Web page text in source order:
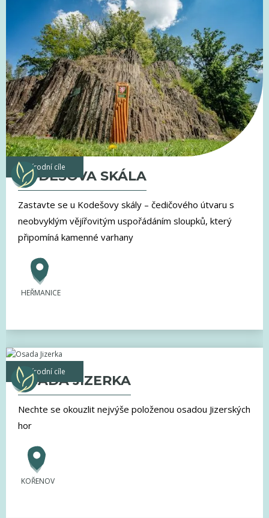
přírodní cíle
KODEŠOVA SKÁLA
Zastavte se u Kodešovy skály – čedičového útvaru s
neobvyklým vějířovitým uspořádáním sloupků, který
připomíná kamenné varhany
HEŘMANICE
přírodní cíle
OSADA JIZERKA
Nechte se okouzlit nejvýše položenou osadou Jizerských
hor
KOŘENOV